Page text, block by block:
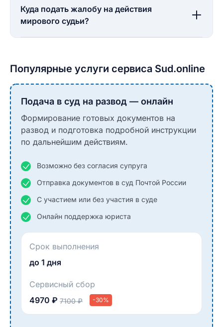
Куда подать жалобу на действия
мирового судьи?
Популярные услуги сервиса Sud.online
Подача в суд на развод — онлайн
Формирование готовых документов на
развод и подготовка подробной инструкции
по дальнейшим действиям.
Возможно без согласия супруга
Отправка документов в суд Почтой России
С участием или без участия в суде
Онлайн поддержка юриста
Срок выполнения
до 1 дня
Сервисный сбор
4970 ₽ 7100 ₽ -30%